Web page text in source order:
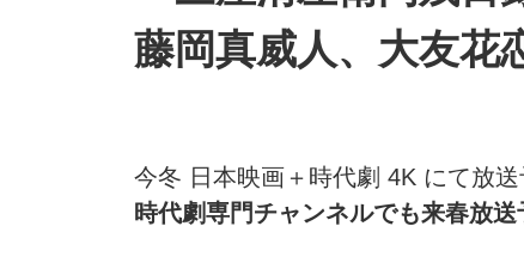
藤岡真威人、大友花
今冬 日本映画＋時代劇 4K にて放送
時代劇専門チャンネルでも来春放送